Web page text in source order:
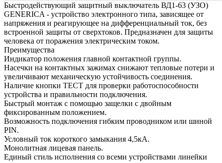
Быстродействующий защитный выключатель ВД1-63 (УЗО)
GENERICA - устройство электронного типа, зависящее от
напряжения и реагирующее на дифференциальный ток, без
встроенной защиты от сверхтоков. Предназначен для защиты
человека от поражения электрическим током.
Преимущества
Индикатор положения главной контактной группы.
Насечки на контактных зажимах снижают тепловые потери и
увеличивают механическую устойчивость соединения.
Наличие кнопки ТЕСТ для проверки работоспособности
устройства и правильности подключения.
Быстрый монтаж с помощью защелки с двойным
фиксированным положением.
Возможность подключения гибким проводником или шиной
PIN.
Условный ток короткого замыкания 4,5кА.
Монолитная лицевая панель.
Единый стиль исполнения со всеми устройствами линейки